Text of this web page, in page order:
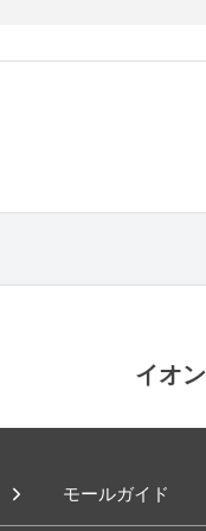
イオ
モールガイド